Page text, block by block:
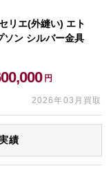
リエ(外縫い) エト
ソン シルバー金具
円
2026年03月買取
績